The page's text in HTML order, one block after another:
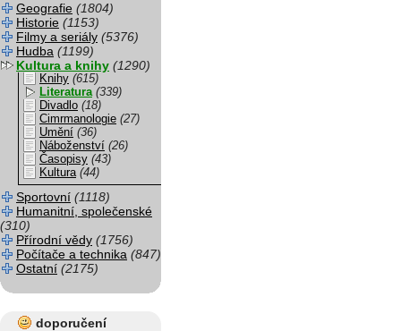
Geografie (1804)
Historie (1153)
Filmy a seriály (5376)
Hudba (1199)
Kultura a knihy (1290)
Knihy (615)
Literatura (339)
Divadlo (18)
Cimrmanologie (27)
Umění (36)
Náboženství (26)
Časopisy (43)
Kultura (44)
Sportovní (1118)
Humanitní, společenské
(310)
Přírodní vědy (1756)
Počítače a technika (847)
Ostatní (2175)
doporučení